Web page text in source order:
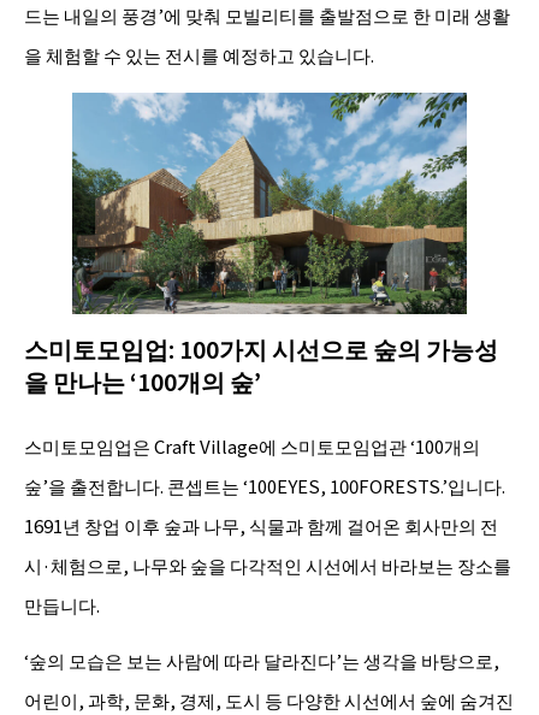
드는 내일의 풍경’에 맞춰 모빌리티를 출발점으로 한 미래 생활
을 체험할 수 있는 전시를 예정하고 있습니다.
스미토모임업: 100가지 시선으로 숲의 가능성
을 만나는 ‘100개의 숲’
스미토모임업은 Craft Village에 스미토모임업관 ‘100개의
숲’을 출전합니다. 콘셉트는 ‘100EYES, 100FORESTS.’입니다.
1691년 창업 이후 숲과 나무, 식물과 함께 걸어온 회사만의 전
시·체험으로, 나무와 숲을 다각적인 시선에서 바라보는 장소를
만듭니다.
‘숲의 모습은 보는 사람에 따라 달라진다’는 생각을 바탕으로,
어린이, 과학, 문화, 경제, 도시 등 다양한 시선에서 숲에 숨겨진